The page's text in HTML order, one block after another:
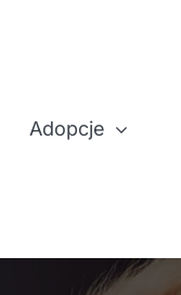
Adopcje